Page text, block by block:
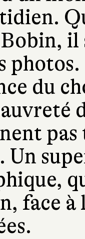
il
du
Un
face à